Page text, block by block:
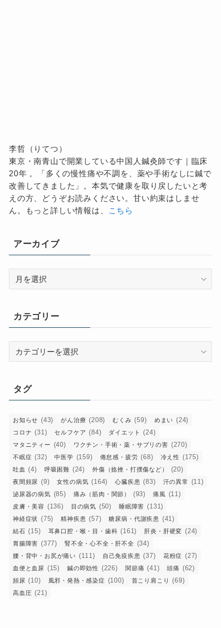
李哲（りてつ）
東京・南青山で開業している中国人鍼灸師です｜臨床
20年 。「多くの慢性痛や不調を、薬や手術なしに鍼で
改善してきました」。本気で健康を取り戻したいと考
えの方、どうぞお読みください。甘い約束はしませ
ん。もっと詳しい情報は、
こちら
アーカイブ
ブ
カテゴリー
ー
タグ
お知らせ (43) がん治療 (208) むくみ (59) めまい (24)
コロナ (31) セルフケア (84) ダイエット (24)
マタニティー (40) ワクチン・手術・薬・サプリの害 (270)
不眠症 (32) 中医学 (159) 倦怠感・疲労 (68) 冷え性 (175)
吐血 (4) 呼吸困難 (24) 外傷（捻挫・打撲傷など） (20)
夜間頻尿 (9) 女性の病気 (164) 心臓疾患 (83) 汗の異常 (11)
泌尿器の病気 (85) 痛み（筋肉・関節） (93) 痛風 (11)
皮膚・美容 (136) 目の病気 (50) 睡眠障害 (131)
神経症状 (75) 精神疾患 (57) 糖尿病・代謝疾患 (41)
結石 (15) 耳鼻口腔・喉・目・歯科 (161) 肝炎・肝硬変 (24)
胃腸障害 (377) 腎不全・心不全・肝不全 (34)
腰・背中・お尻が痛い (111) 自己免疫疾患 (37) 花粉症 (27)
血便と血尿 (15) 鍼の即効性 (226) 関節痛 (41) 頭痛 (62)
頻尿 (10) 風邪・発熱・感染症 (100) 首こり肩こり (69)
高血圧 (21)